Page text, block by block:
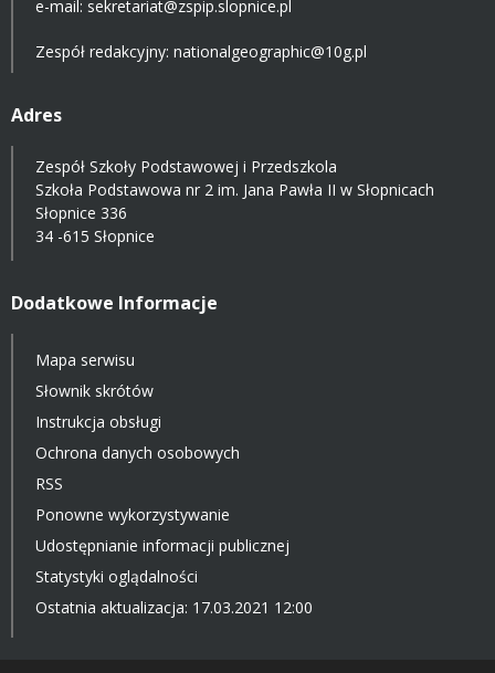
e-mail: sekretariat@zspip.slopnice.pl
Zespół redakcyjny: nationalgeographic@10g.pl
Adres
Zespół Szkoły Podstawowej i Przedszkola
Szkoła Podstawowa nr 2 im. Jana Pawła II w Słopnicach
Słopnice 336
34 -615 Słopnice
Dodatkowe Informacje
Mapa serwisu
Słownik skrótów
Instrukcja obsługi
Ochrona danych osobowych
RSS
Ponowne wykorzystywanie
Udostępnianie informacji publicznej
Statystyki oglądalności
Ostatnia aktualizacja: 17.03.2021 12:00